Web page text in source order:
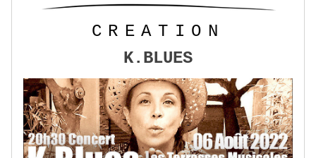
CREATION
K.BLUES